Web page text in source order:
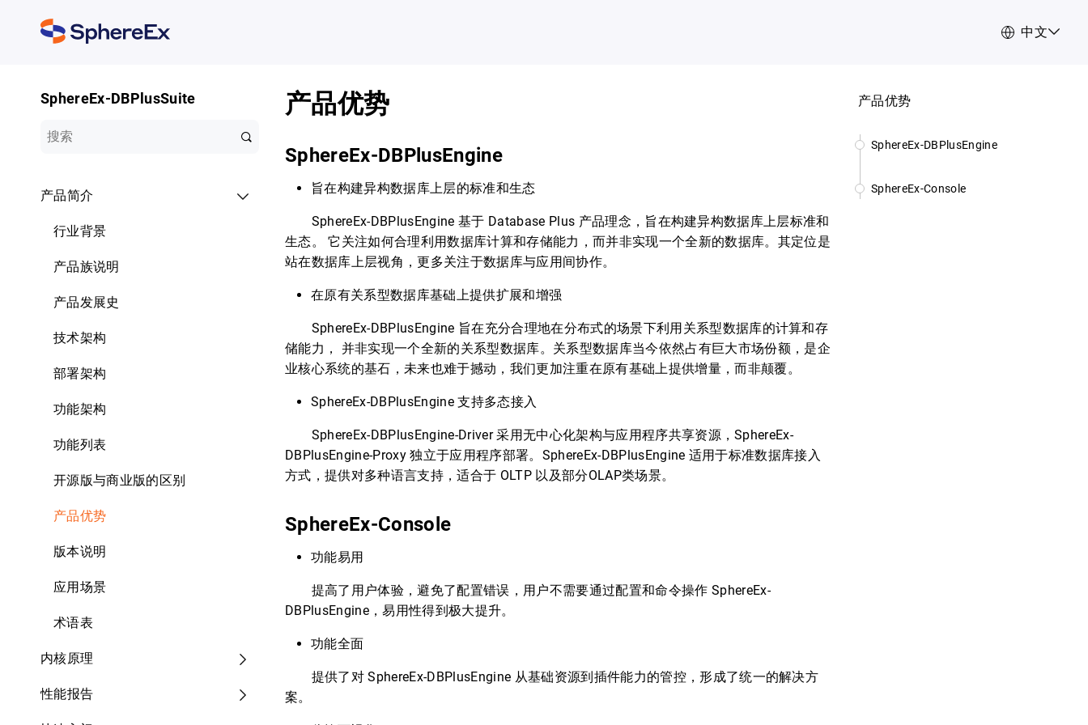
中文
SphereEx-DBPlusSuite
产品简介
行业背景
产品族说明
产品发展史
技术架构
部署架构
功能架构
功能列表
开源版与商业版的区别
产品优势
版本说明
应用场景
术语表
内核原理
性能报告
产品优势
SphereEx-DBPlusEngine
旨在构建异构数据库上层的标准和生态
SphereEx-DBPlusEngine 基于 Database Plus 产品理念，旨在构建异构数据库上层标准和
生态。 它关注如何合理利用数据库计算和存储能力，而并非实现一个全新的数据库。其定位是
站在数据库上层视角，更多关注于数据库与应用间协作。
在原有关系型数据库基础上提供扩展和增强
SphereEx-DBPlusEngine 旨在充分合理地在分布式的场景下利用关系型数据库的计算和存
储能力， 并非实现一个全新的关系型数据库。关系型数据库当今依然占有巨大市场份额，是企
业核心系统的基石，未来也难于撼动，我们更加注重在原有基础上提供增量，而非颠覆。
SphereEx-DBPlusEngine 支持多态接入
SphereEx-DBPlusEngine-Driver 采用无中心化架构与应用程序共享资源，SphereEx-
DBPlusEngine-Proxy 独立于应用程序部署。SphereEx-DBPlusEngine 适用于标准数据库接入
方式，提供对多种语言支持，适合于 OLTP 以及部分OLAP类场景。
SphereEx-Console
功能易用
提高了用户体验，避免了配置错误，用户不需要通过配置和命令操作 SphereEx-
DBPlusEngine，易用性得到极大提升。
功能全面
提供了对 SphereEx-DBPlusEngine 从基础资源到插件能力的管控，形成了统一的解决方
案。
产品优势
SphereEx-DBPlusEngine
SphereEx-Console